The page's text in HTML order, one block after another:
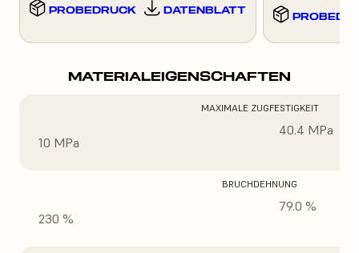
PROBEDRUCK DATENBLATT
MATERIALEIGENSCHAFTEN
MAXIMALE ZUGFESTIGKEIT
10 MPa
40.4 MPa
BRUCHDEHNUNG
230 %
79.0 %